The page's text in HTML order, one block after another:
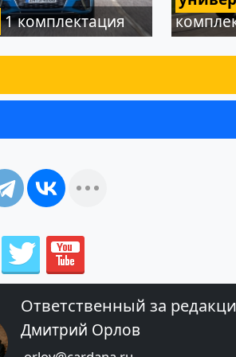
1 комплектация
Ответственный за
Дмитрий Орлов